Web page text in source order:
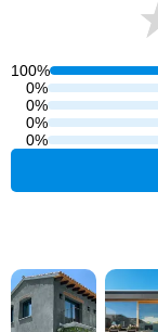
100%
0%
0%
0%
0%